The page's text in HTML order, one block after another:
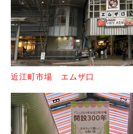
近江町市場 エムザ口